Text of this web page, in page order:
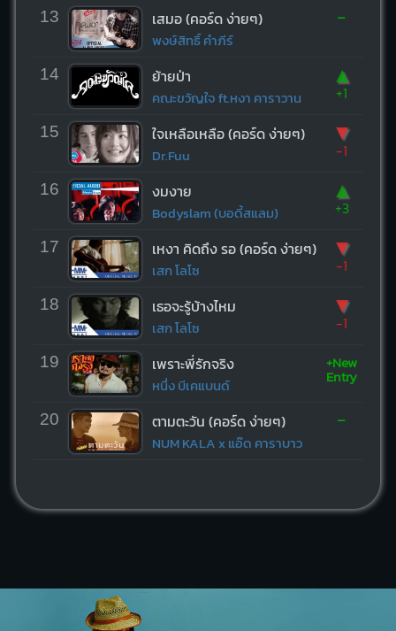
13 เสมอ (คอร์ด ง่ายๆ)
พงษ์สิทธิ์ คำภีร์
-
14 ย้ายป่า
คณะขวัญใจ ft.หงา คาราวาน
▲
+1
15 ใจเหลือเหลือ (คอร์ด ง่ายๆ)
Dr.Fuu
▼
-1
16 งมงาย
Bodyslam (บอดี้สแลม)
▲
+3
17 เหงา คิดถึง รอ (คอร์ด ง่ายๆ)
เสก โลโซ
▼
-1
18 เธอจะรู้บ้างไหม
เสก โลโซ
▼
-1
19 เพราะพี่รักจริง
หนึ่ง บีเคแบนด์
+New
Entry
20 ตามตะวัน (คอร์ด ง่ายๆ)
NUM KALA x แอ๊ด คาราบาว
-